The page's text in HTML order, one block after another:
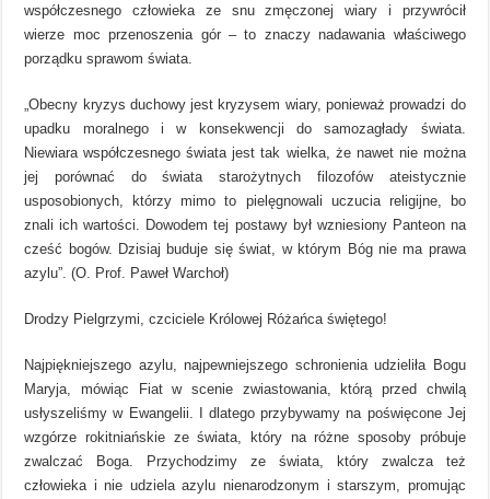
współczesnego człowieka ze snu zmęczonej wiary i przywrócił
wierze moc przenoszenia gór – to znaczy nadawania właściwego
porządku sprawom świata.
„Obecny kryzys duchowy jest kryzysem wiary, ponieważ prowadzi do
upadku moralnego i w konsekwencji do samozagłady świata.
Niewiara współczesnego świata jest tak wielka, że nawet nie można
jej porównać do świata starożytnych filozofów ateistycznie
usposobionych, którzy mimo to pielęgnowali uczucia religijne, bo
znali ich wartości. Dowodem tej postawy był wzniesiony Panteon na
cześć bogów. Dzisiaj buduje się świat, w którym Bóg nie ma prawa
azylu”. (O. Prof. Paweł Warchoł)
Drodzy Pielgrzymi, czciciele Królowej Różańca świętego!
Najpiękniejszego azylu, najpewniejszego schronienia udzieliła Bogu
Maryja, mówiąc Fiat w scenie zwiastowania, którą przed chwilą
usłyszeliśmy w Ewangelii. I dlatego przybywamy na poświęcone Jej
wzgórze rokitniańskie ze świata, który na różne sposoby próbuje
zwalczać Boga. Przychodzimy ze świata, który zwalcza też
człowieka i nie udziela azylu nienarodzonym i starszym, promując